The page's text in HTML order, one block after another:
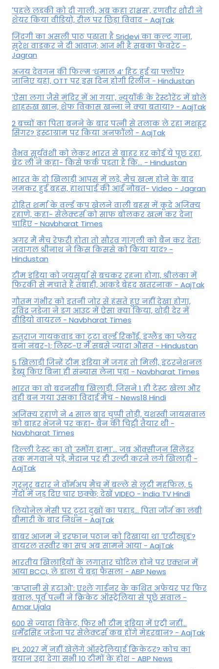
'पहले लड़की को दी गाली, अब कहा राक्षस', रणवीर शौरी ने
शेयर किया वीडियो, रील पर छिड़ा विवाद - AajTak
जिंदगी का असली पाठ पढ़ाता है Sridevi का कल्ट गाना,
सुरेश वाडकर ने दी आवाज; आज भी है सबका फेवरेट -
Jagran
अजय देवगन की फिल्म ‘धमाल 4’ हिट हुई या फ्लॉप?
जानिए यहां, OTT पर इस दिन होगी रिलीज - Hindustan
'ऐसा लगा जैसे मंदिर में आ गया', न्यूयॉर्क के रेस्टोरेंट में बोले
शाहरुख खान, शेफ विकास खन्ना ने क्या बताया? - AajTak
2 बच्चों का पिता बनने के बाद पत्नी से तलाक ले रहा मशहूर
सिंगर? इंस्टाग्राम पर किया अनफॉलो - AajTak
वैभव सूर्यवंशी को लेकर भारत से बाहर हर कोई ये पूछ रहा,
ब्रेट ली ने कहा- किसे फर्क पड़ता है कि… - Hindustan
भारत के दो खिलाड़ी आपस में लड़े, मैच खत्म होने के बाद
जमकर हुई बहस, हाथापाई की आई नौबत- Video - Jagran
रोहित शर्मा के वर्ल्ड कप खेलने वाली बहस में कूदे अजिंक्य
रहाणे, कहा- सेलेक्टर्स को साफ बोलकर खत्म कर देना
चाहिए - Navbharat Times
अगर मैं मैच रेफरी होता तो सौरव गांगुली को बैन कर देता;
जवागल श्रीनाथ ने किस किससे को किया याद? -
Hindustan
टीम इंडिया को जयसूर्या से बचकर रहना होगा, श्रीलंका में
फिरकी से मचाते हैं तबाही, आंकड़े बेहद खतरनाक - AajTak
गौतम गंभीर को इतनी जोर से हंसते हुए नहीं देखा होगा,
रविंद्र जडेजा ने डग आउट में ऐसा क्या किया, थोड़ी देर में
वीडियो वायरल - Navbharat Times
रुतुराज गायकवाड़ का टूटा वर्ल्ड रिकॉर्ड, इंग्लैंड का प्लेयर
बना नंबर-1; लिस्ट-ए में सबसे ज्यादा औसत - Hindustan
5 खिलाड़ी जिन्हें टीम इंडिया में जगह तो मिली, इंटरनेशनल
डेब्यू किए बिना ही संन्यास लेना पड़ा - Navbharat Times
भारत का वो बदनसीब खिलाड़ी, जिसने 1 ही टेस्ट खेला और
वही बन गया उसका विदाई मैच - News18 Hindi
अजिंक्य रहाणे ने 4 साल बाद चुप्पी तोड़ी, यशस्वी जायसवाल
को बाहर भेजने पर कहा- बैन की चिट्ठी तैयार थी -
Navbharat Times
दिल्ली टेस्ट का वो 'स्मॉग ड्रामा'... जब ऑक्सीजन सिलेंडर
तक मंगवाने पड़े, मैदान पर ही उल्टी करने लगे खिलाड़ी -
AajTak
गुरनूर बरार ने वॉर्मअप मैच में बल्ले से लूटी महफिल, 5
गेंदों में जड़ दिए चार छक्के; देखें VIDEO - India TV Hindi
लियोनेल मेसी पर टूटा दुखों का पहाड़... पिता जॉर्ज का लंबी
बीमारी के बाद निधन - AajTak
बाबर आजम ने इरफान पठान को दिखाया था 'एटीट्यूड'?
वायरल तस्वीर का सच अब सामने आया - AajTak
भारतीय खिलाड़ियों के लगातार चोटिल होने पर एक्शन में
आया BCCI, ले डाला ये बड़ा फैसला - ABP News
'कप्तानी से हटाओ': एश्ले गार्डनर के कथित अफेयर पर फिर
बवाल, पूर्व पत्नी ने क्रिकेट ऑस्ट्रेलिया से पूछे सवाल -
Amar Ujala
600 से ज्यादा विकेट, फिर भी टीम इंडिया में एंट्री नहीं...
धर्मेंद्रसिंह जडेजा पर सेलेक्टर्स कब होंगे मेहरबान? - AajTak
IPL 2027 में नहीं खेलेंगे ऑस्ट्रेलियाई क्रिकेटर? कोच का
बयान उड़ा देगा सभी 10 टीमों के होश - ABP News